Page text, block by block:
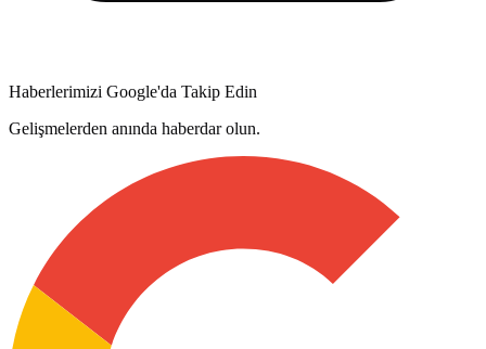
Haberlerimizi Google'da Takip Edin
Gelişmelerden anında haberdar olun.